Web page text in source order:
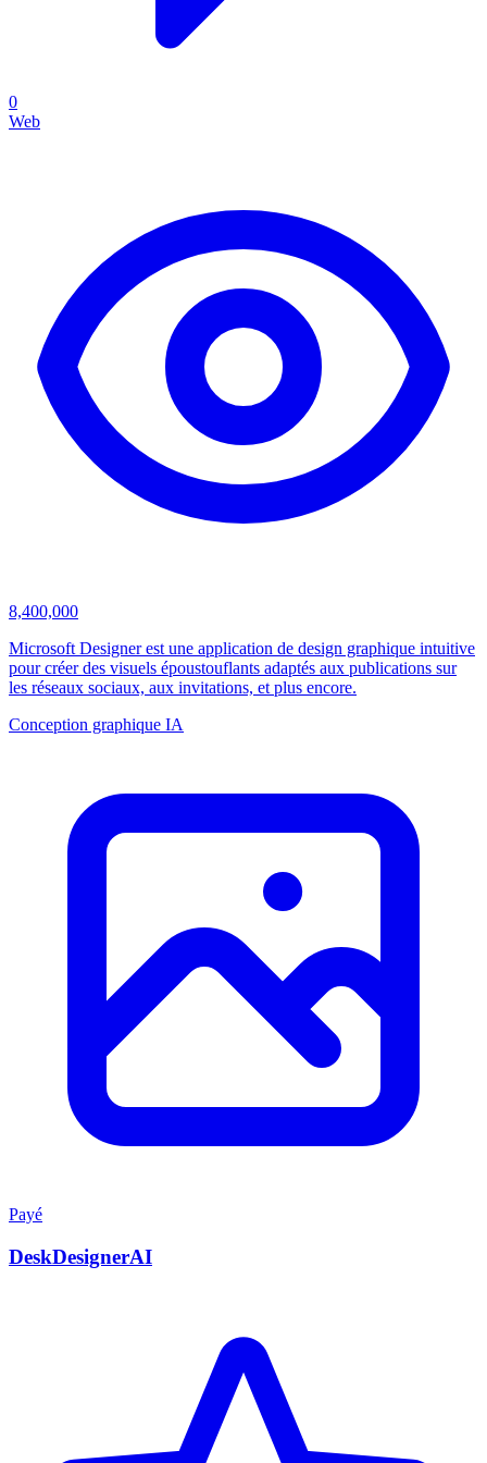
0
Web
8,400,000
Microsoft Designer est une application de design graphique intuitive
pour créer des visuels époustouflants adaptés aux publications sur
les réseaux sociaux, aux invitations, et plus encore.
Conception graphique IA
Payé
DeskDesignerAI